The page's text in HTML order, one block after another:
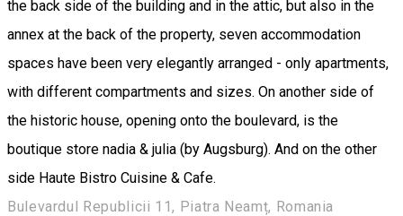
the back side of the building and in the attic, but also in the
annex at the back of the property, seven accommodation
spaces have been very elegantly arranged - only apartments,
with different compartments and sizes. On another side of
the historic house, opening onto the boulevard, is the
boutique store nadia & julia (by Augsburg). And on the other
side Haute Bistro Cuisine & Cafe.
Bulevardul Republicii 11, Piatra Neamț, Romania